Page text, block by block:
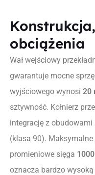
obciążenia
Wał wejściowy
gwarantuje mocne
wyjściowego wynosi 20
sztywność. Kołnierz
integrację z
(klasa 90).
promieniowe sięga
oznacza bardzo wysoką